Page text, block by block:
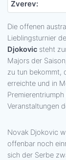
Zverev:
Die offenen
Lieblingsturnier
Djokovic steht
Majors der
zu tun bekommt,
erreichte und in
Veranstaltungen
Novak Djokovic
offenbar noch
sich der Serbe